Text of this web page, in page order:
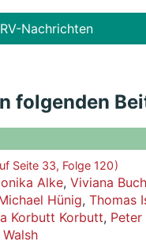
Nachrichten
folgenden
Seite 33, Folge 120 )
Alke, Viviana
Hünig, Thomas
Korbutt Korbutt, Peter